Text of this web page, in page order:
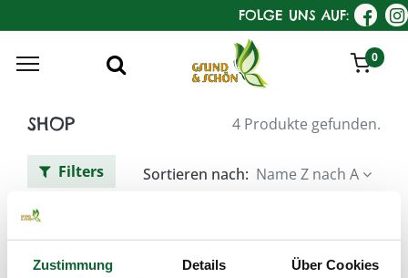
Zustimmung Details Über Cookies
FOLGE UNS AUF:
0
SHOP 4 Produkte gefunden.
Filters Sortieren nach: Name Z nach A
Jaguar Haarschneide-Scheren